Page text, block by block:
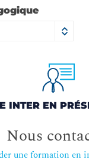
INTER EN
Nous
une formation en